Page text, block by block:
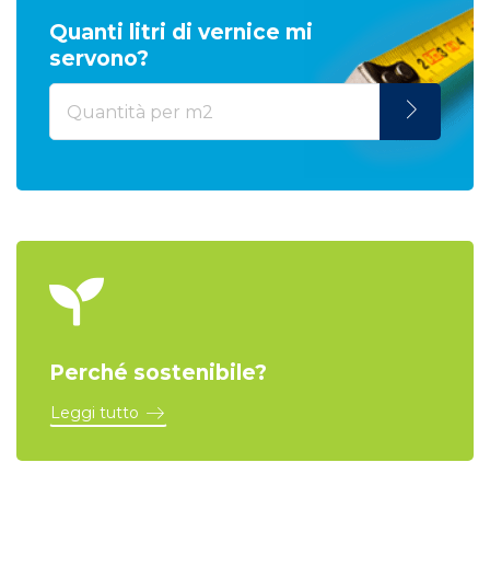
Quanti litri di vernice mi
servono?
Perché sostenibile?
Leggi tutto